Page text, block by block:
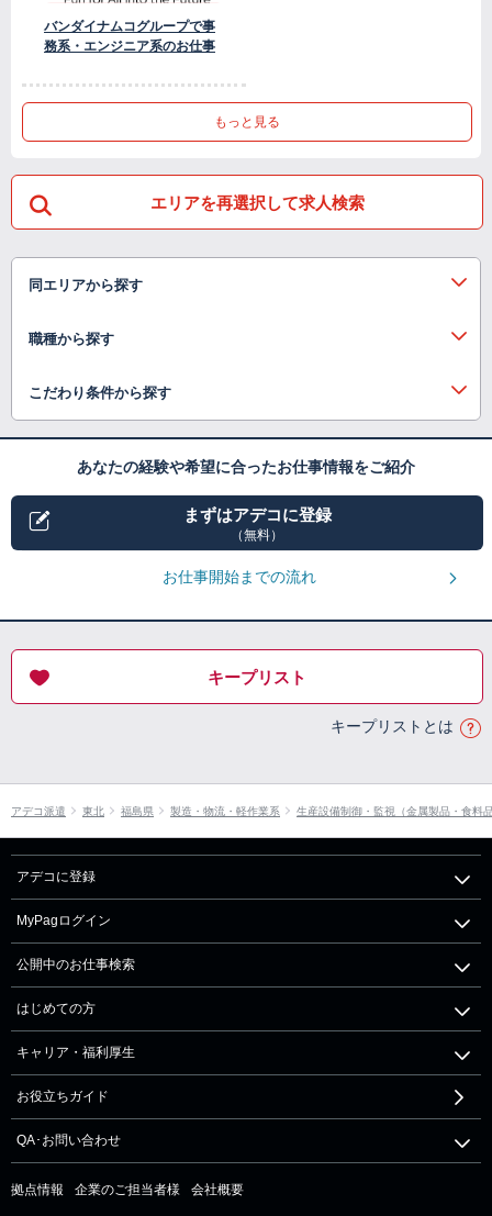
バンダイナムコグループで事
務系・エンジニア系のお仕事
もっと見る
エリアを再選択して求人検索
同エリアから探す
職種から探す
こだわり条件から探す
あなたの経験や希望に合ったお仕事情報をご紹介
まずはアデコに登録
（無料）
お仕事開始までの流れ
キープリスト
キープリストとは
アデコ派遣 東北 福島県 製造・物流・軽作業系 生産設備制御・監視（金属製品・食料
アデコに登録
MyPagログイン
公開中のお仕事検索
はじめての方
キャリア・福利厚生
お役立ちガイド
QA･お問い合わせ
拠点情報 企業のご担当者様 会社概要